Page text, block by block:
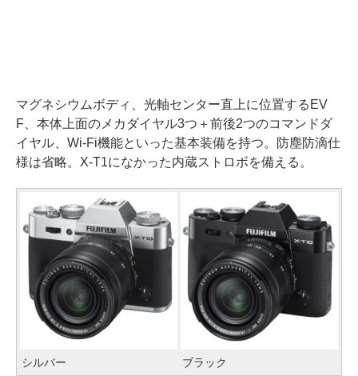
マグネシウムボディ、光軸センター直上に位置するEV
F、本体上面のメカダイヤル3つ＋前後2つのコマンドダ
イヤル、Wi-Fi機能といった基本装備を持つ。防塵防滴仕
様は省略。X-T1になかった内蔵ストロボを備える。
シルバー ブラック